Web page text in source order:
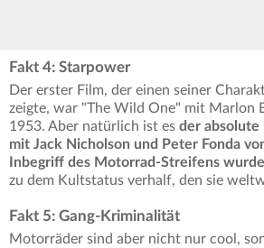
Fakt 4: Starpower
Der erster Film, der einen seiner
zeigte, war "The Wild One" mit Marlon
1953. Aber natürlich ist es der absolute
mit Jack Nicholson und Peter Fonda
Inbegriff des Motorrad-Streifens wurde
zu dem Kultstatus verhalf, den sie
Fakt 5: Gang-Kriminalität
Motorräder sind aber nicht nur cool,